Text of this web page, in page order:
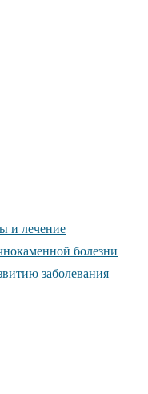
и лечение
болезни
заболевания